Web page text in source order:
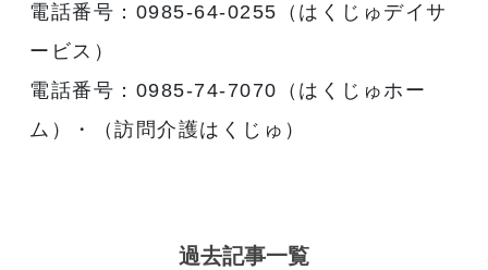
電話番号：0985-64-0255（はくじゅデイサ
ービス）
電話番号：0985-74-7070（はくじゅホー
ム）・（訪問介護はくじゅ）
過去記事一覧